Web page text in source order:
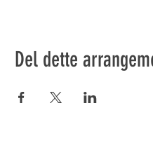
Del dette